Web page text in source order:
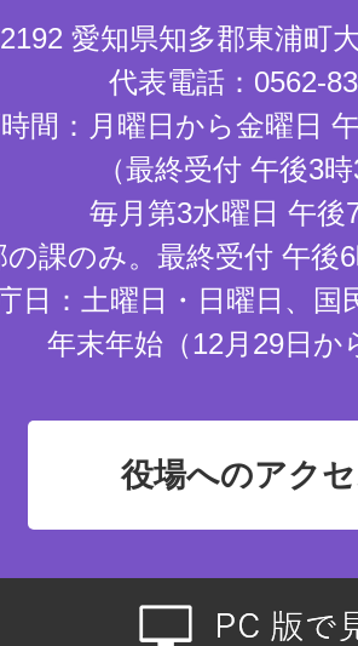
愛知県知多郡東浦町
代表電話：0562-
間：月曜日から金曜日
（最終受付 午後3
毎月第3水曜日 午後
の課のみ。最終受付 午
日：土曜日・日曜日、国
年末年始（12月29日か
役場へのアク